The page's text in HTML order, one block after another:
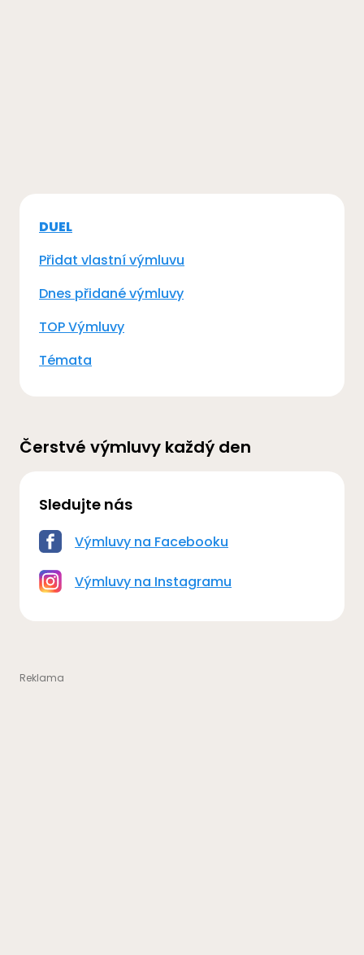
DUEL
Přidat vlastní výmluvu
Dnes přidané výmluvy
TOP Výmluvy
Témata
Čerstvé výmluvy každý den
Sledujte nás
Výmluvy na Facebooku
Výmluvy na Instagramu